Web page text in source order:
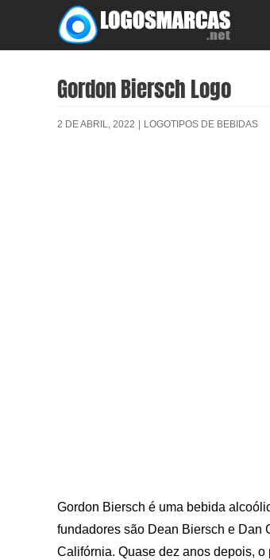
content
Gordon Biersch Logo
2 DE ABRIL, 2022 | LOGOTIPOS DE BEBIDAS
Gordon Biersch é uma bebida
fundadores são Dean Biersch e Dan
Califórnia. Quase dez anos depois,